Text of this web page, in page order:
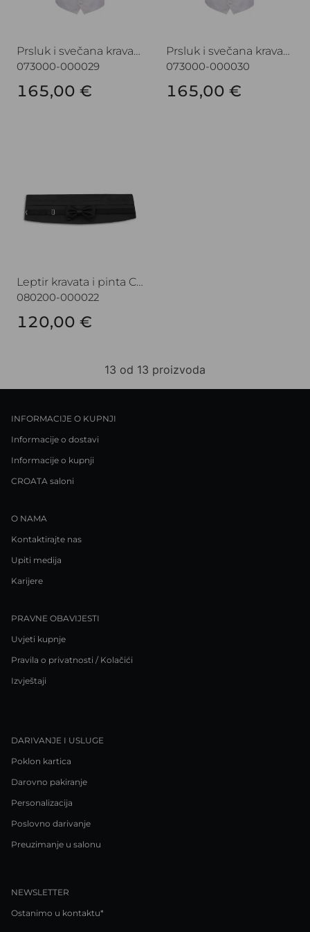
Prsluk i svečana kravata CROATA Festum
073000-000029
165,00 €
Prsluk i svečana kravata CROATA Festum
073000-000030
165,00 €
Leptir kravata i pinta CROATA
080200-000022
120,00 €
13 od 13 proizvoda
INFORMACIJE O KUPNJI
Informacije o dostavi
Informacije o kupnji
CROATA saloni
O NAMA
Kontaktirajte nas
Upiti medija
Karijere
PRAVNE OBAVIJESTI
Uvjeti kupnje
Pravila o privatnosti / Kolačići
Izvještaji
DARIVANJE I USLUGE
Poklon kartica
Darovno pakiranje
Personalizacija
Poslovno darivanje
Preuzimanje u salonu
NEWSLETTER
Ostanimo u kontaktu*